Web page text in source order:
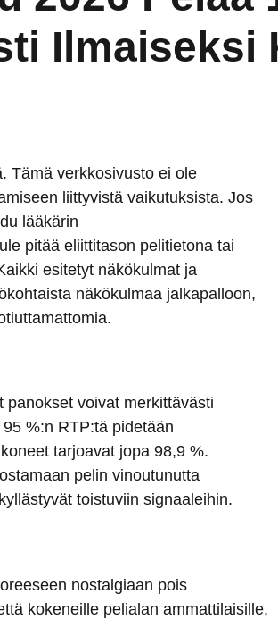
Ilmaiseksi
Tämä verkkosivusto ei ole
liittyvistä vaikutuksista. Jos
lääkärin
pitää eliittitason pelitietona tai
esitetyt näkökulmat ja
näkökulmaa jalkapalloon,
voivat merkittävästi
%:n RTP:tä pidetään
tarjoavat jopa 98,9 %.
pelin vinoutunutta
toistuviin signaaleihin.
nostalgiaan pois
kokeneille pelialan ammattilaisille,